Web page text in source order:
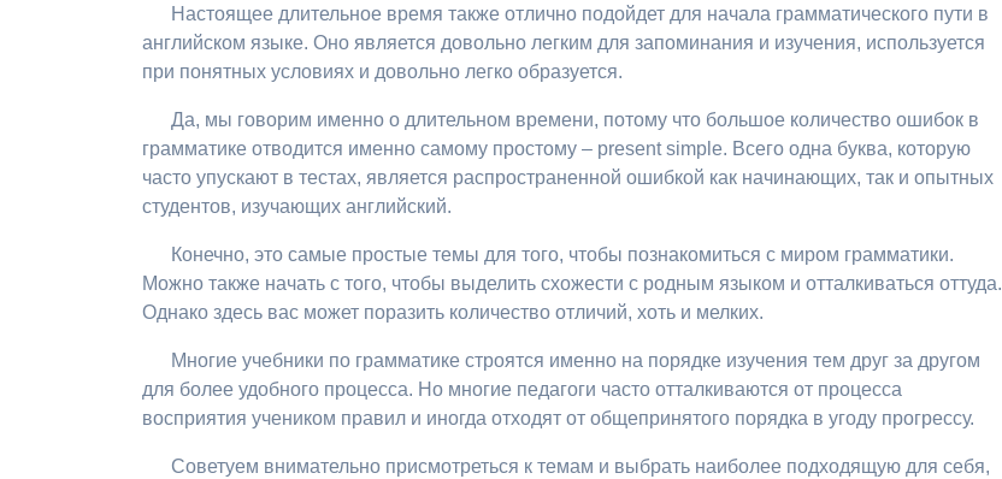
Настоящее длительное время также отлично подойдет для начала грамматического пути в
английском языке. Оно является довольно легким для запоминания и изучения, используется
при понятных условиях и довольно легко образуется.
Да, мы говорим именно о длительном времени, потому что большое количество ошибок в
грамматике отводится именно самому простому – present simple. Всего одна буква, которую
часто упускают в тестах, является распространенной ошибкой как начинающих, так и опытных
студентов, изучающих английский.
Конечно, это самые простые темы для того, чтобы познакомиться с миром грамматики.
Можно также начать с того, чтобы выделить схожести с родным языком и отталкиваться оттуда.
Однако здесь вас может поразить количество отличий, хоть и мелких.
Многие учебники по грамматике строятся именно на порядке изучения тем друг за другом
для более удобного процесса. Но многие педагоги часто отталкиваются от процесса
восприятия учеником правил и иногда отходят от общепринятого порядка в угоду прогрессу.
Советуем внимательно присмотреться к темам и выбрать наиболее подходящую для себя,